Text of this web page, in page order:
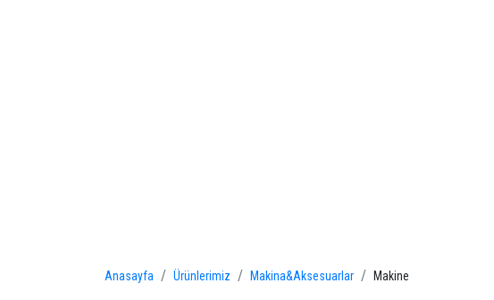
Anasayfa Ürünlerimiz Makina&Aksesuarlar Makine